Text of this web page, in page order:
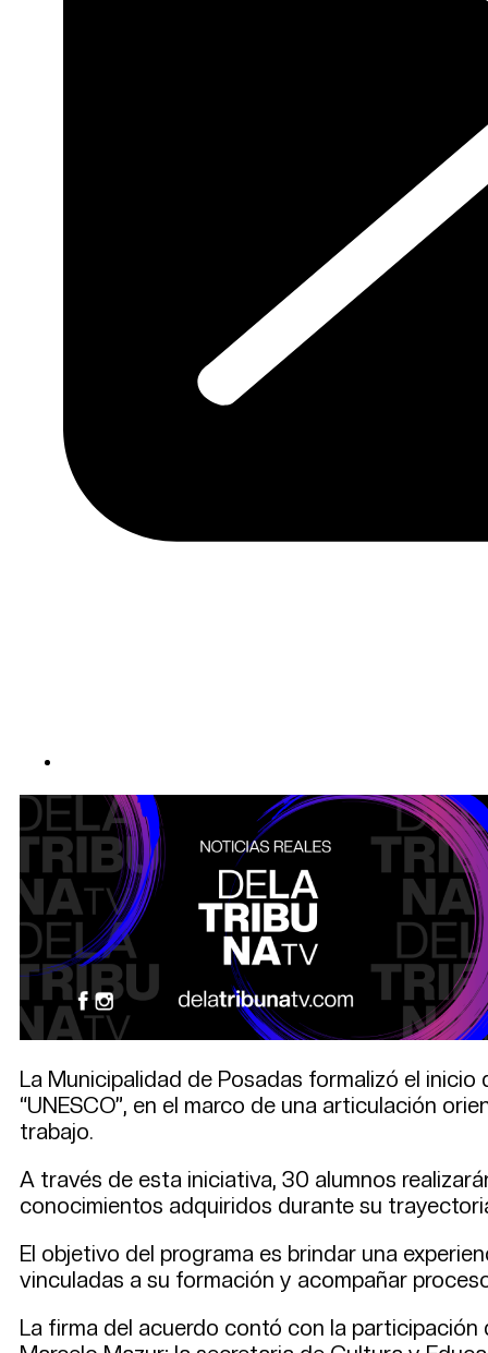
La Municipalidad de Posadas formalizó el
“UNESCO”, en el marco de una articulación
trabajo.
A través de esta iniciativa, 30 alumnos
conocimientos adquiridos durante su
El objetivo del programa es brindar una
vinculadas a su formación y acompañar
La firma del acuerdo contó con la